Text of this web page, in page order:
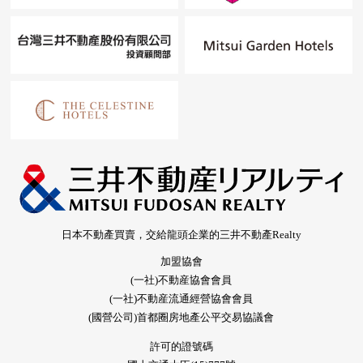
日本不動產買賣，交給龍頭企業的三井不動產Realty
加盟協會
(一社)不動産協會會員
(一社)不動産流通經營協會會員
(國營公司)首都圈房地產公平交易協議會
許可的證號碼